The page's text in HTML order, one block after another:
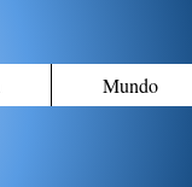
Mundo